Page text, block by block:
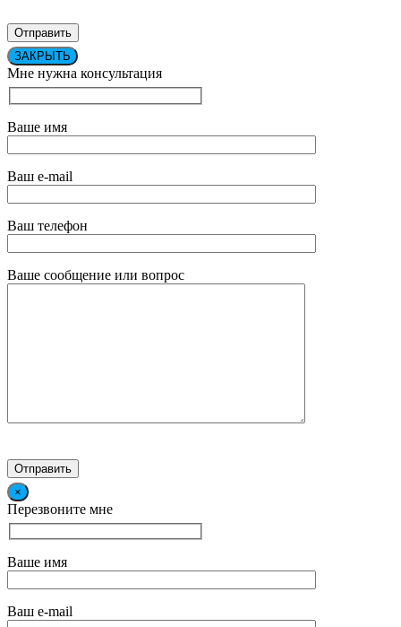
ЗАКРЫТЬ
Мне нужна консультация
Ваше имя
Ваш e-mail
Ваш телефон
Ваше сообщение или вопрос
×
Перезвоните мне
Ваше имя
Ваш e-mail